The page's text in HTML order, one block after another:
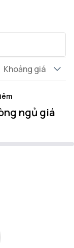
Khoảng giá
ngủ giá